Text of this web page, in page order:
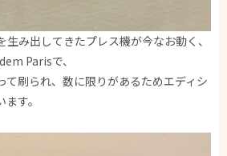
み出してきたプレス機が今なお動く、
Parisで、
て刷られ、数に限りがあるためエディシ
す。